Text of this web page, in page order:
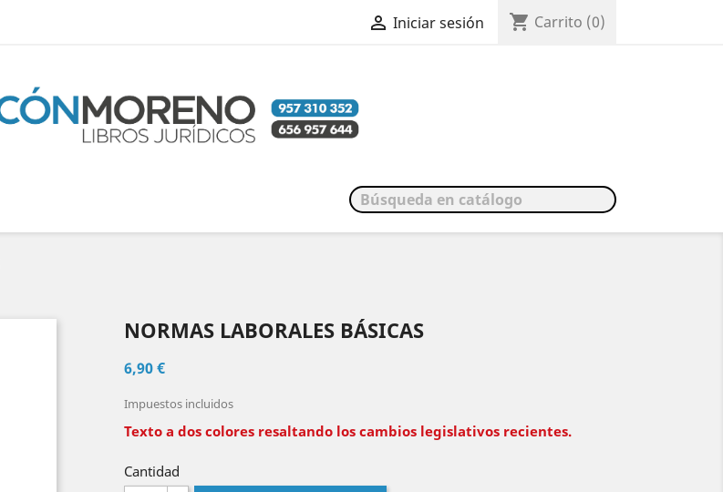
 Iniciar sesión shopping_cart Carrito (0)
NORMAS LABORALES BÁSICAS
6,90 €
Impuestos incluidos
Texto a dos colores resaltando los cambios legislativos recientes.
Cantidad